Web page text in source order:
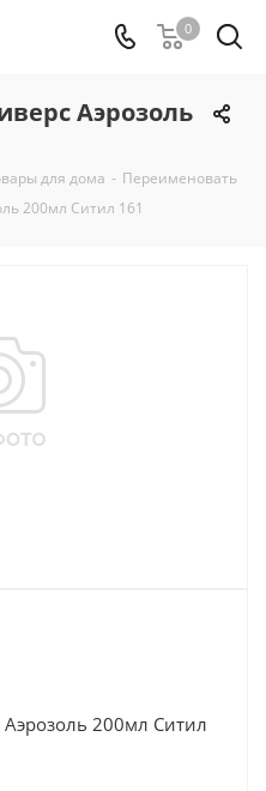
0
Аэрозоль
для дома - Переименовать
200мл Ситил 161
200мл Ситил